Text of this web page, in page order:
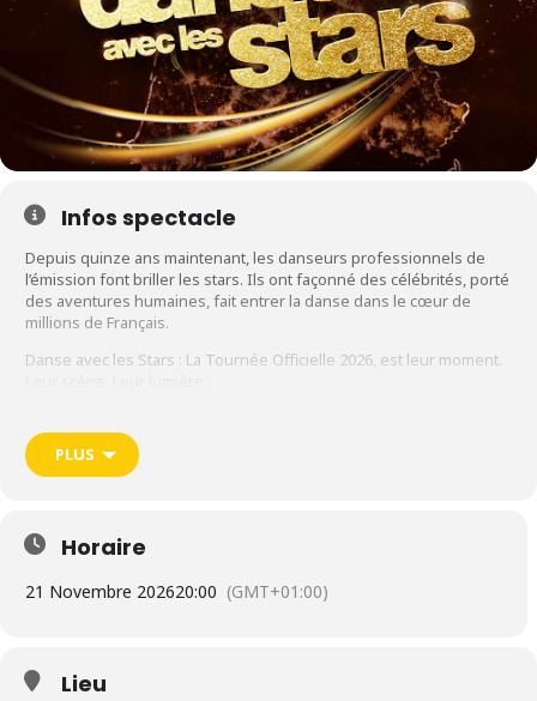
Infos spectacle
Depuis quinze ans maintenant, les danseurs professionnels de
l’émission font briller les stars. Ils ont façonné des célébrités, porté
des aventures humaines, fait entrer la danse dans le cœur de
millions de Français.
Danse avec les Stars : La Tournée Officielle 2026, est leur moment.
spectacle inédit, explosif, interactif qui vous embarque dans leur
univers comme jamais vous ne l’avez vécu.
PLUS
Horaire
21 Novembre 202620:00 (GMT+01:00)
Lieu